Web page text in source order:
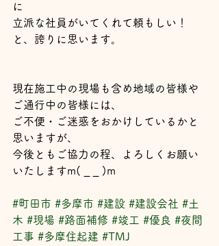
に
立派な社員がいてくれて頼もしい！
と、誇りに思います。
現在施工中の現場も含め地域の皆様や
ご通行中の皆様には、
ご不便・ご迷惑をおかけしているかと
思いますが、
今後ともご協力の程、よろしくお願い
いたしますm( _ _ )m
#町田市 #多摩市 #建設 #建設会社 #土
木 #現場 #路面補修 #竣工 #優良 #夜間
工事 #多摩住起建 #TMJ